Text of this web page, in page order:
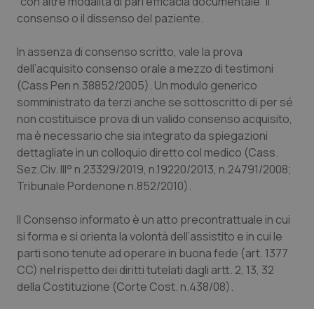
Umbria
Valle D’Aosta
Veneto
Oftalmologia
Oncodermatologia
Oncoematologia
Oncologia & Nutrizione
Psoriasi & pelle
Quotidiano Cardiologia
Quotidiano Chirurgia
Quotidiano Oncologia
consenso o il dissenso del paziente.
In assenza di consenso scritto, vale la prova
dell’acquisito consenso orale a mezzo di testimoni
(Cass Pen n.38852/2005). Un modulo generico
somministrato da terzi anche se sottoscritto di per sé
non costituisce prova di un valido consenso acquisito,
ma è necessario che sia integrato da spiegazioni
dettagliate in un colloquio diretto col medico (Cass.
Sez.Civ. III° n.23329/2019, n.19220/2013, n.24791/2008;
Tribunale Pordenone n.852/2010).
Il Consenso informato è un atto precontrattuale in cui
si forma e si orienta la volontà dell’assistito e in cui le
parti sono tenute ad operare in buona fede (art. 1377
CC) nel rispetto dei diritti tutelati dagli artt. 2, 13, 32
della Costituzione (Corte Cost. n.438/08).